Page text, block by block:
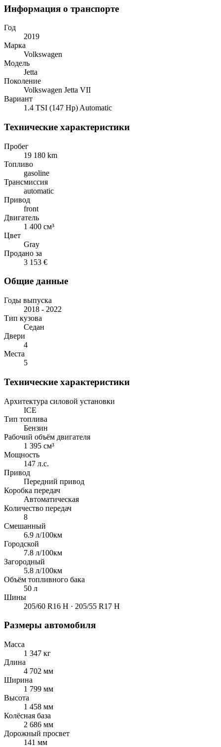
Информация о транспорте
Год
2019
Марка
Volkswagen
Модель
Jetta
Поколение
Volkswagen Jetta VII
Вариант
1.4 TSI (147 Hp) Automatic
Технические характеристики
Пробег
19 180 km
Топливо
gasoline
Трансмиссия
automatic
Привод
front
Двигатель
1 400 см³
Цвет
Gray
Продано за
3 153 €
Общие данные
Годы выпуска
2018 - 2022
Тип кузова
Седан
Двери
4
Места
5
Технические характеристики
Архитектура силовой установки
ICE
Тип топлива
Бензин
Рабочий объём двигателя
1 395 см³
Мощность
147 л.с.
Привод
Передний привод
Коробка передач
Автоматическая
Количество передач
8
Смешанный
6.9 л/100км
Городской
7.8 л/100км
Загородный
5.8 л/100км
Объём топливного бака
50 л
Шины
205/60 R16 H · 205/55 R17 H
Размеры автомобиля
Масса
1 347 кг
Длина
4 702 мм
Ширина
1 799 мм
Высота
1 458 мм
Колёсная база
2 686 мм
Дорожный просвет
141 мм